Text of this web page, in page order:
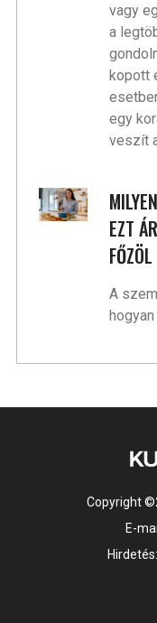
vagy
a
kopott
egy
veszít
EZT
FŐZÖL
A
Copyright
E-
Hirdetés: